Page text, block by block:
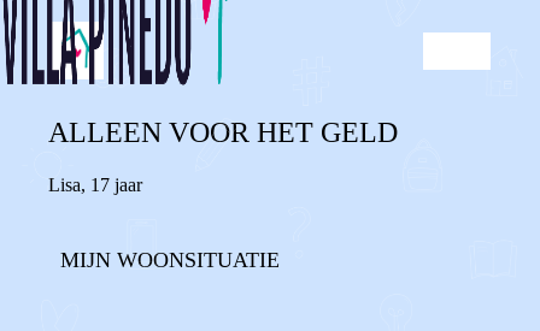
ALLEEN VOOR HET GELD
Lisa, 17 jaar
MIJN WOONSITUATIE